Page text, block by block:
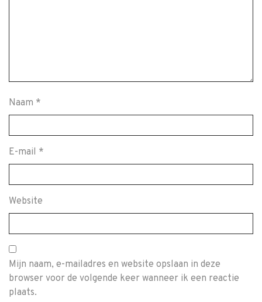
Naam *
E-mail *
Website
Mijn naam, e-mailadres en website opslaan in deze
browser voor de volgende keer wanneer ik een reactie
plaats.